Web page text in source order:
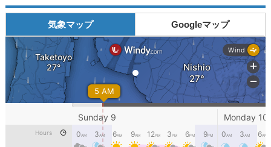
気象マップ Googleマップ